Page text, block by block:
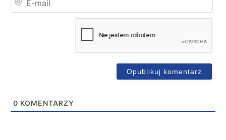
0 KOMENTARZY